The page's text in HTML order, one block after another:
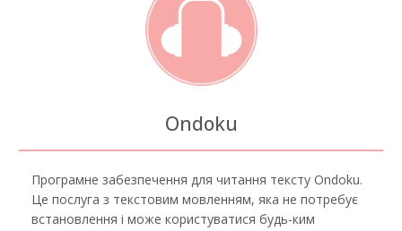
Ondoku
Програмне забезпечення для читання тексту Ondoku.
Це послуга з текстовим мовленням, яка не потребує
встановлення і може користуватися будь-ким